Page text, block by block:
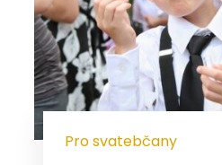
Pro svatebčany